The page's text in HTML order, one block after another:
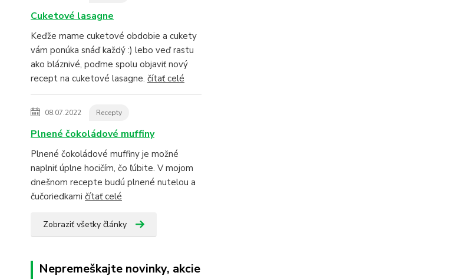
Cuketové lasagne
Keďže mame cuketové obdobie a cukety
vám ponúka snáď každý :) lebo veď rastu
ako bláznivé, poďme spolu objaviť nový
recept na cuketové lasagne. čítať celé
08.07.2022 Recepty
Plnené čokoládové muffiny
Plnené čokoládové muffiny je možné
naplniť úplne hocičím, čo ľúbite. V mojom
dnešnom recepte budú plnené nutelou a
čučoriedkami čítať celé
Zobraziť všetky články
Nepremeškajte novinky, akcie